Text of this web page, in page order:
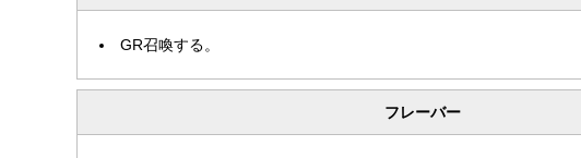
GR召喚する。
フレーバー